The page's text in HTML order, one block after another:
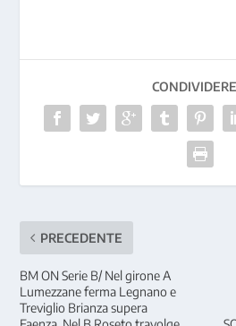
PRECEDENTE
BM ON Serie B/ Nel girone A
Lumezzane ferma Legnano e
Treviglio Brianza supera